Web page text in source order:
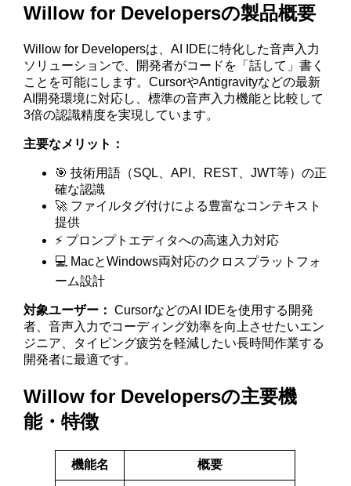
Willow for Developersの製品概要
Willow for Developersは、AI IDEに特化した音声入力
ソリューションで、開発者がコードを「話して」書く
ことを可能にします。CursorやAntigravityなどの最新
AI開発環境に対応し、標準の音声入力機能と比較して
3倍の認識精度を実現しています。
主要なメリット：
🎯 技術用語（SQL、API、REST、JWT等）の正
確な認識
🚀 ファイルタグ付けによる豊富なコンテキスト
提供
⚡ プロンプトエディタへの高速入力対応
💻 MacとWindows両対応のクロスプラットフォ
ーム設計
対象ユーザー： CursorなどのAI IDEを使用する開発
者、音声入力でコーディング効率を向上させたいエン
ジニア、タイピング疲労を軽減したい長時間作業する
開発者に最適です。
Willow for Developersの主要機
能・特徴
機能名 概要